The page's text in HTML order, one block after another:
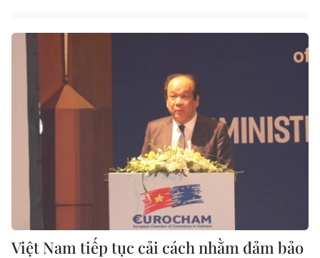
Việt Nam tiếp tục cải cách nhằm đảm bảo